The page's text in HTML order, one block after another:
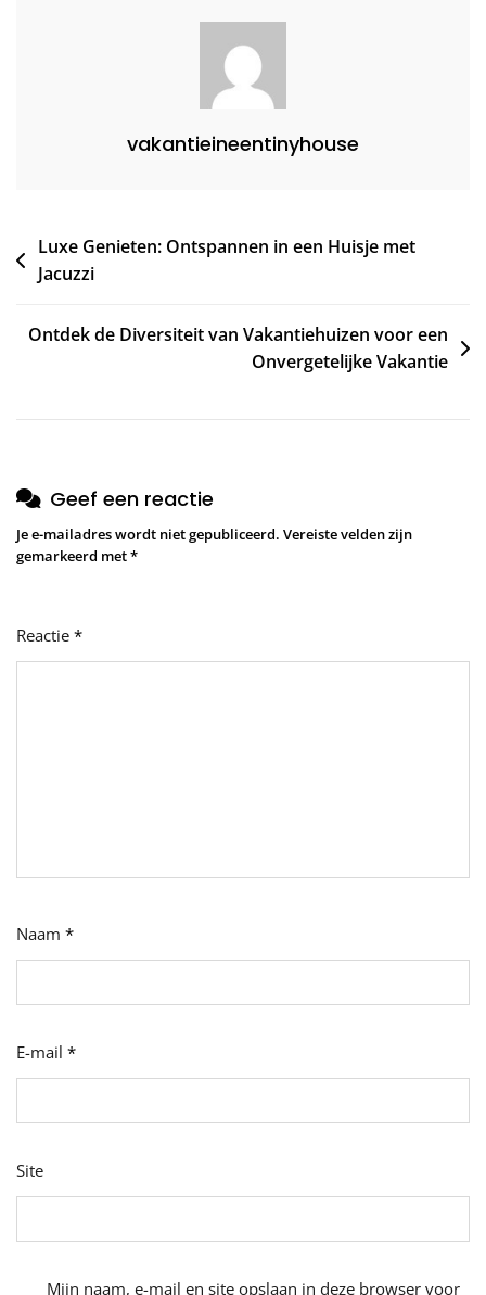
vakantieineentinyhouse
Bericht
navigatie
Luxe Genieten: Ontspannen in een Huisje met
Jacuzzi
Ontdek de Diversiteit van Vakantiehuizen voor een
Onvergetelijke Vakantie
Geef een reactie
Je e-mailadres wordt niet gepubliceerd. Vereiste velden zijn
gemarkeerd met*
Reactie *
Naam *
E-mail *
Site
Mijn naam, e-mail en site opslaan in deze browser voor